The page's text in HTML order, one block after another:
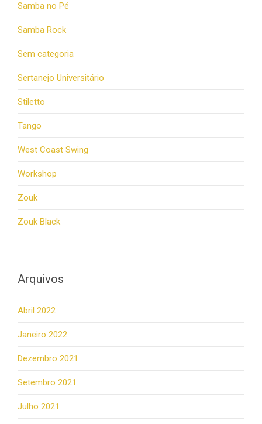
Samba no Pé
Samba Rock
Sem categoria
Sertanejo Universitário
Stiletto
Tango
West Coast Swing
Workshop
Zouk
Zouk Black
Arquivos
Abril 2022
Janeiro 2022
Dezembro 2021
Setembro 2021
Julho 2021